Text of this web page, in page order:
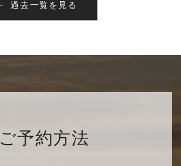
過去一覧を見る
ご予約方法